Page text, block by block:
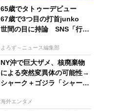
65歳でタトゥーデビュー
67歳で3つ目の打首junko
世間の目に持論 SNS「行動
よろず～ニュース編集部
NY沖で巨大ザメ、核廃棄物
による突然変異体の可能性→
シャーク＋ゴジラ「シャーク
海外エンタメ